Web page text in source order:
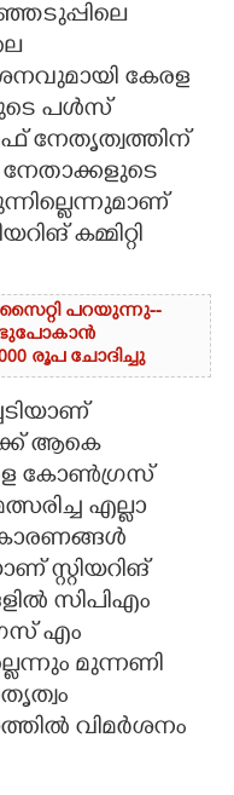
കേരള
പൾസ്
നേതൃത്വത്തിന്
നേതാക്കളുടെ
കമ്മിറ്റി
പറയുന്നു--
രൂപ ചോദിച്ചു
ആകെ
കോൺഗ്രസ്
എല്ലാ
കാരണങ്ങൾ
സ്റ്റിയറിങ്
സിപിഎം
എം
മുന്നണി
വിമർശനം